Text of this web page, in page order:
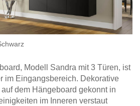
Modell Sandra mit 3 Türen, ist
im Eingangsbereich. Dekorative
dem Hängeboard gekonnt in
im Inneren verstaut